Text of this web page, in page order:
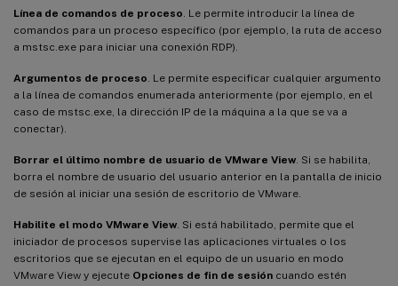
Línea de comandos de proceso . Le permite introducir la línea de
comandos para un proceso específico (por ejemplo, la ruta de acceso
a mstsc.exe para iniciar una conexión RDP).
Argumentos de proceso . Le permite especificar cualquier argumento
a la línea de comandos enumerada anteriormente (por ejemplo, en el
caso de mstsc.exe, la dirección IP de la máquina a la que se va a
conectar).
Borrar el último nombre de usuario de VMware View . Si se habilita,
borra el nombre de usuario del usuario anterior en la pantalla de inicio
de sesión al iniciar una sesión de escritorio de VMware.
Habilite el modo VMware View . Si está habilitado, permite que el
iniciador de procesos supervise las aplicaciones virtuales o los
escritorios que se ejecutan en el equipo de un usuario en modo
VMware View y ejecute Opciones de fin de sesión cuando estén